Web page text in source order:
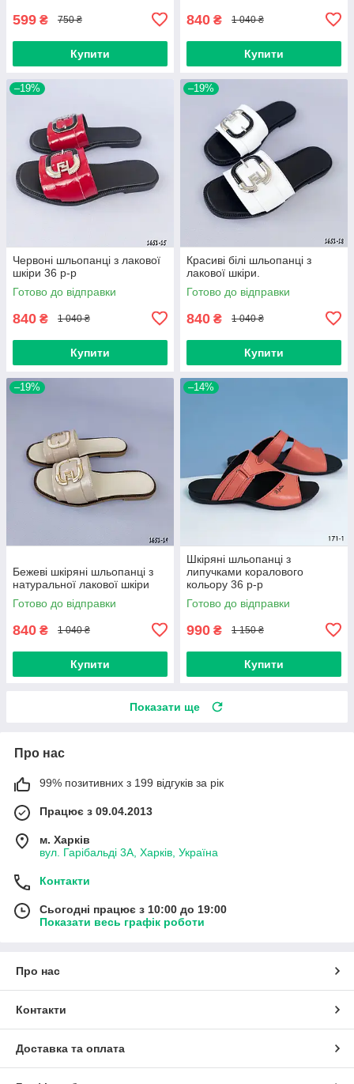
599 ₴ 750 ₴
Купити
840 ₴ 1 040 ₴
Купити
–19%
Червоні шльопанці з лакової
шкіри 36 р-р
Готово до відправки
840 ₴ 1 040 ₴
Купити
–19%
Красиві білі шльопанці з
лакової шкіри.
Готово до відправки
840 ₴ 1 040 ₴
Купити
–19%
Бежеві шкіряні шльопанці з
натуральної лакової шкіри
Готово до відправки
840 ₴ 1 040 ₴
Купити
–14%
Шкіряні шльопанці з
липучками коралового
кольору 36 р-р
Готово до відправки
990 ₴ 1 150 ₴
Купити
Показати ще
Про нас
99% позитивних з 199 відгуків за рік
Працює з 09.04.2013
м. Харків
вул. Гарібальді 3А, Харків, Україна
Контакти
Сьогодні працює з 10:00 до 19:00
Показати весь графік роботи
Про нас
Контакти
Доставка та оплата